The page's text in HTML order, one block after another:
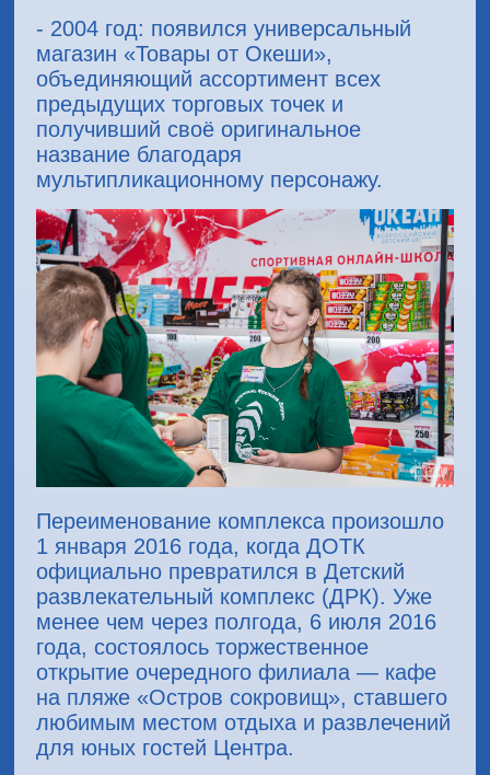
- 2004 год: появился универсальный
магазин «Товары от Океши»,
объединяющий ассортимент всех
предыдущих торговых точек и
получивший своё оригинальное
название благодаря
мультипликационному персонажу.
Переименование комплекса произошло
1 января 2016 года, когда ДОТК
официально превратился в Детский
развлекательный комплекс (ДРК). Уже
менее чем через полгода, 6 июля 2016
года, состоялось торжественное
открытие очередного филиала — кафе
на пляже «Остров сокровищ», ставшего
любимым местом отдыха и развлечений
для юных гостей Центра.